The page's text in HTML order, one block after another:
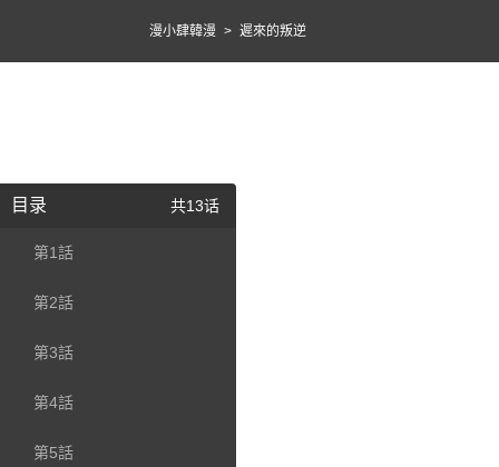
漫小肆韓漫 > 遲來的叛逆
目录 共13话
第1話
第2話
第3話
第4話
第5話